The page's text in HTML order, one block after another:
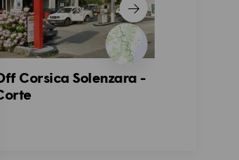
Corsica Solenzara -